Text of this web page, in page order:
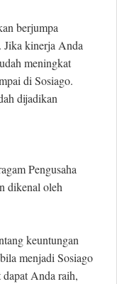
berjumpa
Jika kinerja Anda
meningkat
di Sosiago.
dijadikan
Pengusaha
dikenal oleh
keuntungan
menjadi Sosiago
Anda raih,